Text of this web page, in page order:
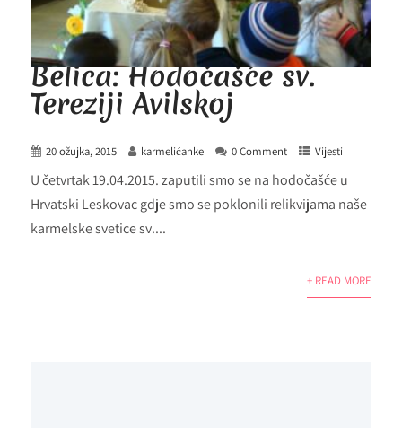
Belica: Hodočašće sv.
Tereziji Avilskoj
20 ožujka, 2015 karmelićanke 0 Comment Vijesti
U četvrtak 19.04.2015. zaputili smo se na hodočašće u
Hrvatski Leskovac gdje smo se poklonili relikvijama naše
karmelske svetice sv....
+ READ MORE